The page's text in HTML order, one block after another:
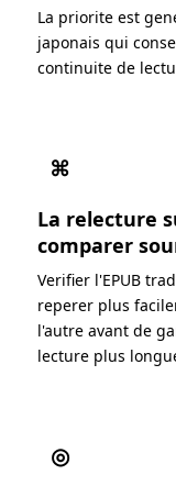
La priorite est
japonais qui
continuite de
⌘
La relecture
comparer
Verifier l'EPUB
reperer plus
l'autre avant de
lecture plus
◎